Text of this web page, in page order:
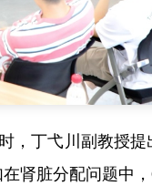
，丁弋川副教授
肾脏分配问题中